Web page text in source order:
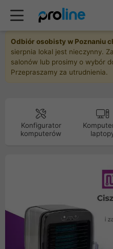
Odbiór osobisty w Poznaniu
sierpnia lokal jest nieczynny.
salonów lub prosimy o wybór
Przepraszamy za utrudnienia.
Konfigurator
komputerów